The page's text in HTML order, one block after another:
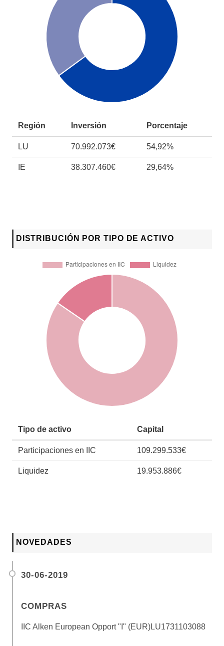
Región Inversión Porcentaje
LU 70.992.073€ 54,92%
IE 38.307.460€ 29,64%
DISTRIBUCIÓN POR TIPO DE ACTIVO
Tipo de activo Capital
Participaciones en IIC 109.299.533€
Liquidez 19.953.886€
NOVEDADES
30-06-2019
COMPRAS
IIC Alken European Opport "I" (EUR)LU1731103088